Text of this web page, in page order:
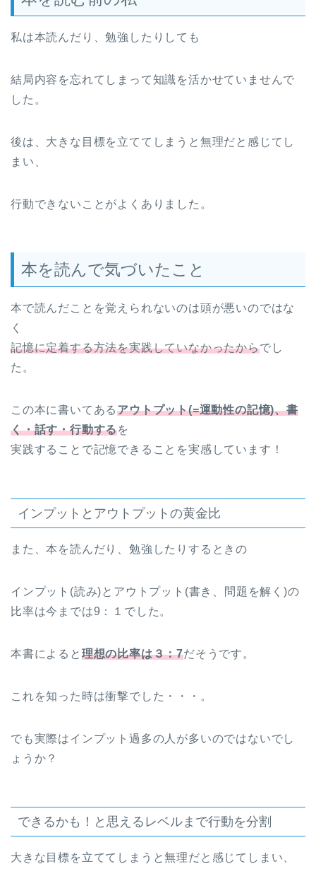
私は本読んだり、勉強したりしても
結局内容を忘れてしまって知識を活かせていませんで
した。
後は、大きな目標を立ててしまうと無理だと感じてし
まい、
行動できないことがよくありました。
本を読んで気づいたこと
本で読んだことを覚えられないのは頭が悪いのではな
く
記憶に定着する方法を実践していなかったからでし
た。
この本に書いてあるアウトプット(=運動性の記憶)、書
く・話す・行動するを
実践することで記憶できることを実感しています！
インプットとアウトプットの黄金比
また、本を読んだり、勉強したりするときの
インプット(読み)とアウトプット(書き、問題を解く)の
比率は今までは9：１でした。
本書によると 理想の比率は３：7だそうです。
これを知った時は衝撃でした・・・。
でも実際はインプット過多の人が多いのではないでし
ょうか？
できるかも！と思えるレベルまで行動を分割
大きな目標を立ててしまうと無理だと感じてしまい、